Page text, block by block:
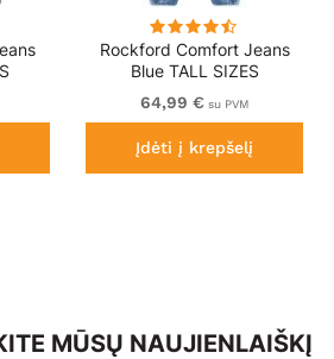
Rockford Comfort Jeans
Blue TALL SIZES
64,99 € su PVM
Įdėti į krepšelį
MŪSŲ NAUJIENLAIŠKĮ